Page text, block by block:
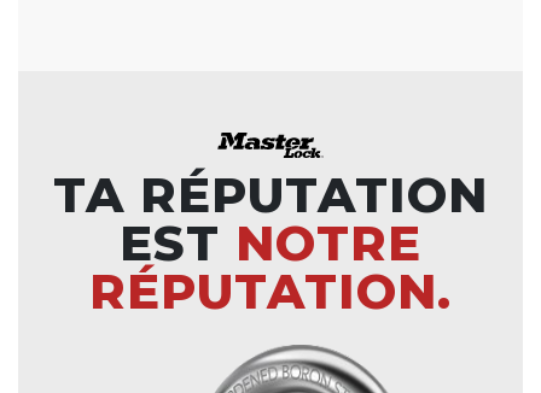
TA RÉPUTATION
EST NOTRE
RÉPUTATION.